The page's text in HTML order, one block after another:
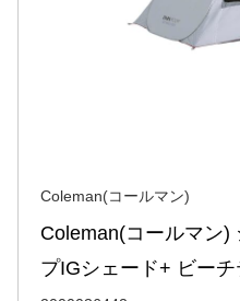
Coleman(コールマン)
Coleman(コールマン)
プIGシェード+ ビーチ